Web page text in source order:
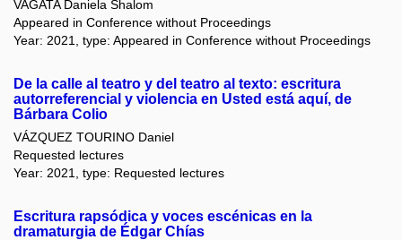
VAGATA Daniela Shalom
Appeared in Conference without Proceedings
Year: 2021, type: Appeared in Conference without Proceedings
De la calle al teatro y del teatro al texto: escritura
autorreferencial y violencia en Usted está aquí, de
Bárbara Colio
VÁZQUEZ TOURINO Daniel
Requested lectures
Year: 2021, type: Requested lectures
Escritura rapsódica y voces escénicas en la
dramaturgia de Édgar Chías